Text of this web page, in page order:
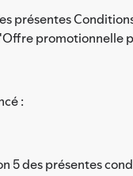
promotionnelle
:
5 des présentes